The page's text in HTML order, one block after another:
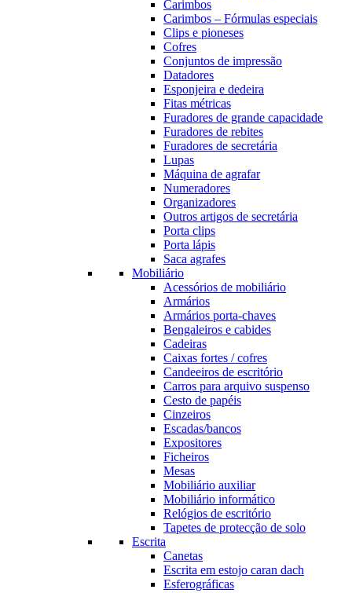
Carimbos
Carimbos – Fórmulas especiais
Clips e pioneses
Cofres
Conjuntos de impressão
Datadores
Esponjeira e dedeira
Fitas métricas
Furadores de grande capacidade
Furadores de rebites
Furadores de secretária
Lupas
Máquina de agrafar
Numeradores
Organizadores
Outros artigos de secretária
Porta clips
Porta lápis
Saca agrafes
Mobiliário
Acessórios de mobiliário
Armários
Armários porta-chaves
Bengaleiros e cabides
Cadeiras
Caixas fortes / cofres
Candeeiros de escritório
Carros para arquivo suspenso
Cesto de papéis
Cinzeiros
Escadas/bancos
Expositores
Ficheiros
Mesas
Mobiliário auxiliar
Mobiliário informático
Relógios de escritório
Tapetes de protecção de solo
Escrita
Canetas
Escrita em estojo caran dach
Esferográficas